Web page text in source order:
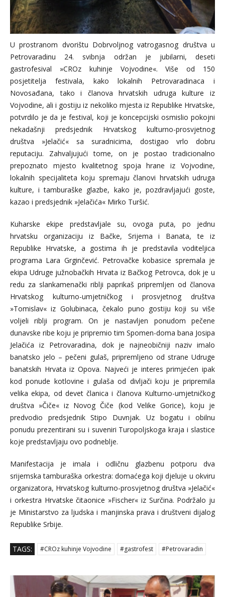
U prostranom dvorištu Dobrvoljnog vatrogasnog društva u
Petrovaradinu 24. svibnja održan je jubilarni, deseti
gastrofesival »CROz kuhinje Vojvodine«. Više od 150
posjetitelja festivala, kako lokalnih Petrovaradinaca i
Novosađana, tako i članova hrvatskih udruga kulture iz
Vojvodine, ali i gostiju iz nekoliko mjesta iz Republike Hrvatske,
potvrdilo je da je festival, koji je koncepcijski osmislio pokojni
nekadašnji predsjednik Hrvatskog kulturno-prosvjetnog
društva »Jelačić« sa suradnicima, dostigao vrlo dobru
reputaciju. Zahvaljujući tome, on je postao tradicionalno
prepoznato mjesto kvalitetnog spoja hrane iz Vojvodine,
lokalnih specijaliteta koju spremaju članovi hrvatskih udruga
kulture, i tamburaške glazbe, kako je, pozdravljajući goste,
kazao i predsjednik »Jelačića« Mirko Turšić.
Kuharske ekipe predstavljale su, ovoga puta, po jednu
hrvatsku organizaciju iz Bačke, Srijema i Banata, te iz
Republike Hrvatske, a gostima ih je predstavila voditeljica
programa Lara Grginčević. Petrovačke kobasice spremala je
ekipa Udruge južnobačkih Hrvata iz Bačkog Petrovca, dok je u
redu za slankamenački riblji paprikaš pripremljen od članova
Hrvatskog kulturno-umjetničkog i prosvjetnog društva
»Tomislav« iz Golubinaca, čekalo puno gostiju koji su više
voljeli riblji program. On je nastavljen ponudom pečene
dunavske ribe koju je pripremio tim Spomen-doma bana Josipa
Jelačića iz Petrovaradina, dok je najneobičniji naziv imalo
banatsko jelo – pečeni gulaš, pripremljeno od strane Udruge
banatskih Hrvata iz Opova. Najveći je interes primjećen ipak
kod ponude kotlovine i gulaša od divljači koju je pripremila
velika ekipa, od devet članica i članova Kulturno-umjetničkog
društva »Čiče« iz Novog Čiče (kod Velike Gorice), koju je
predvodio predsjednik Stipo Duvnjak. Uz bogatu i obilnu
ponudu prezentirani su i suveniri Turopoljskoga kraja i slastice
koje predstavljaju ovo podneblje.
Manifestacija je imala i odličnu glazbenu potporu dva
srijemska tamburaška orkestra: domaćega koji djeluje u okviru
organizatora, Hrvatskog kulturno-prosvjetnog društva »Jelačić«
i orkestra Hrvatske čitaonice »Fischer« iz Surčina. Podržalo ju
je Ministarstvo za ljudska i manjinska prava i društveni dijalog
Republike Srbije.
TAGS: #CROz kuhinje Vojvodine #gastrofest #Petrovaradin